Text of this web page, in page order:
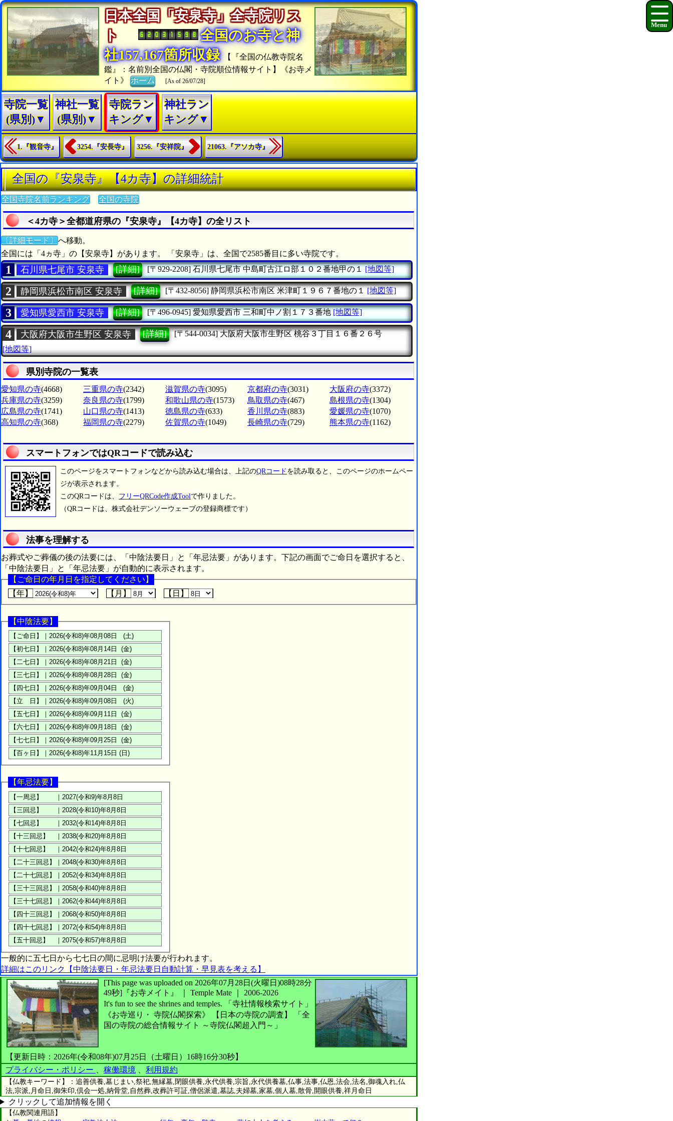
日本全国「安泉寺」全寺院リス
ト
全国のお寺と神
社157,167箇所収録
【『全国の仏教寺院名
鑑』：名前別全国の仏閣・寺院順位情報サイト】《お寺メ
イト》ホーム [As of 26/07/28]
寺院一覧
(県別)▼
神社一覧
(県別)▼
寺院ラン
キング▼
神社ラン
キング▼
1.『観音寺』 3254.『安長寺』 3256.『安祥院』 21063.『アソカ寺』
全国の『安泉寺』【4カ寺】の詳細統計
全国寺院名前ランキング 全国の寺院
＜4カ寺＞全都道府県の『安泉寺』【4カ寺】の全リスト
〔詳細モード〕 へ移動。
全国には「4ヵ寺」の【安泉寺】があります。 「安泉寺」は、全国で2585番目に多い寺院です。
1 石川県七尾市 安泉寺 [詳細] [〒929-2208] 石川県七尾市中島町古江ロ部１０２番地甲の１ [地図等]
2 静岡県浜松市南区 安泉寺 [詳細] [〒432-8056] 静岡県浜松市南区 米津町１９６７番地の１ [地図等]
3 愛知県愛西市 安泉寺 [詳細] [〒496-0945] 愛知県愛西市三和町中ノ割１７３番地 [地図等]
4 大阪府大阪市生野区 安泉寺 [詳細] [〒544-0034] 大阪府大阪市生野区桃谷３丁目１６番２６号
[地図等]
県別寺院の一覧表
愛知県の寺(4668) 三重県の寺(2342) 滋賀県の寺(3095) 京都府の寺(3031) 大阪府の寺(3372)
兵庫県の寺(3259) 奈良県の寺(1799) 和歌山県の寺(1573) 鳥取県の寺(467) 島根県の寺(1304)
広島県の寺(1741) 山口県の寺(1413) 徳島県の寺(633) 香川県の寺(883) 愛媛県の寺(1070)
高知県の寺(368) 福岡県の寺(2279) 佐賀県の寺(1049) 長崎県の寺(729) 熊本県の寺(1162)
スマートフォンではQRコードで読み込む
このページをスマートフォンなどから読み込む場合は、上記のQRコード を読み取ると、このページのホームペー
ジが表示されます。
このQRコードは、 フリーQRCode作成Toolで作りました。
（QRコードは、株式会社デンソーウェーブの登録商標です）
法事を理解する
お葬式やご葬儀の後の法要には、「中陰法要日」と「年忌法要」があります。下記の画面でご命日を選択すると、
「中陰法要日」と「年忌法要」が自動的に表示されます。
【ご命日の年月日を指定してください】
【年】
【月】 【日】
【中陰法要】
【年忌法要】
一般的に五七日から七七日の間に忌明け法要が行われます。
詳細はこのリンク【中陰法要日・年忌法要日自動計算・早見表を考える】
[This page was uploaded on 2026年07月28日(火曜日)08時28分
49秒] 『お寺メイト』 ｜ Temple Mate
2006-2026
It's fun to see the shrines and temples.
「寺社情報検索サイト」
《お寺巡り・ 寺院仏閣探索》 【日本の寺院の調査】
「全
国の寺院の総合情報サイト ～寺院仏閣超入門～」
【更新日時：2026年(令和08年)07月25日（土曜日）16時16分30秒】
プライバシー・ポリシー
稼働環境 利用規約
【仏教キーワード】：追善供養,墓じまい,祭祀,無縁墓,閉眼供養,永代供養,宗旨,永代供養墓,仏事,法事,仏恩,法会,法名,御魂入れ,仏
法,宗派,月命日,御朱印,倶会一処,納骨堂,自然葬,改葬許可証,僧侶派遣,墓誌,夫婦墓,家墓,個人墓,散骨,開眼供養,祥月命日
クリックして追加情報を開く
【仏教関連用語】